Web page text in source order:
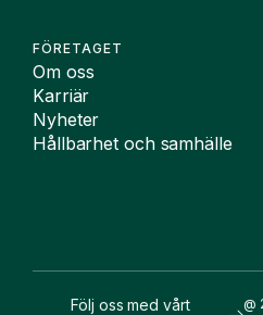
FÖRETAGET
Om oss
Karriär
Nyheter
Hållbarhet och samhälle
@
Följ oss med vårt